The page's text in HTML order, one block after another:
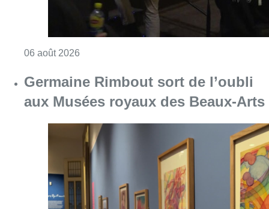
05 août 2026Consulter l'article "Germaine Rimbout sort
Partager l'article